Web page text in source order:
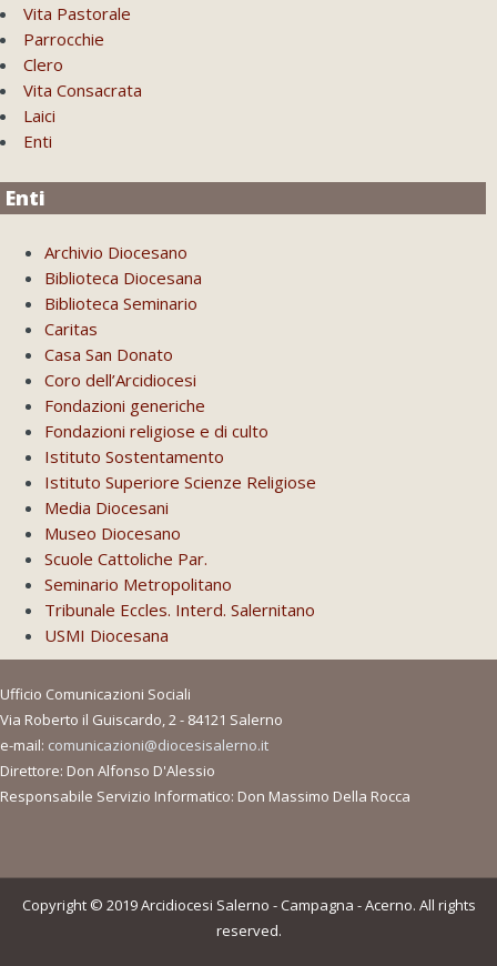
Vita Pastorale
Parrocchie
Clero
Vita Consacrata
Laici
Enti
Enti
Archivio Diocesano
Biblioteca Diocesana
Biblioteca Seminario
Caritas
Casa San Donato
Coro dell’Arcidiocesi
Fondazioni generiche
Fondazioni religiose e di culto
Istituto Sostentamento
Istituto Superiore Scienze Religiose
Media Diocesani
Museo Diocesano
Scuole Cattoliche Par.
Seminario Metropolitano
Tribunale Eccles. Interd. Salernitano
USMI Diocesana
Ufficio Comunicazioni Sociali
Via Roberto il Guiscardo, 2 - 84121 Salerno
e-mail: comunicazioni@diocesisalerno.it
Direttore: Don Alfonso D'Alessio
Responsabile Servizio Informatico: Don Massimo Della Rocca
Copyright © 2019 Arcidiocesi Salerno - Campagna - Acerno. All rights
reserved.